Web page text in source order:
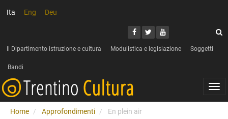
Ita Eng Deu
Facebook
Twitter
Youtube
Il Dipartimento istruzione e cultura Modulistica e legislazione Soggetti
Bandi
Home
Approfondimenti En plein air